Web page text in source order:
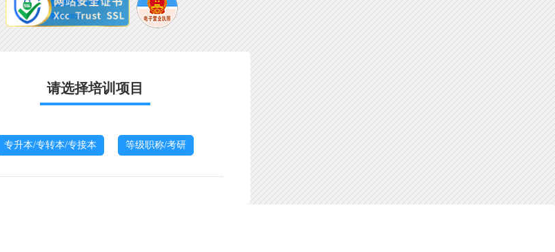
请选择培训项目
专升本/专转本/专接本 等级职称/考研